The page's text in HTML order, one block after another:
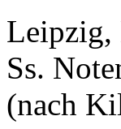
Ss.
(nach